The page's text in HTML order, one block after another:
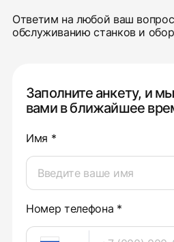
Ответим на любой ваш
обслуживанию станков и
Заполните анкету, и
вами в ближайшее
Имя *
Номер телефона *